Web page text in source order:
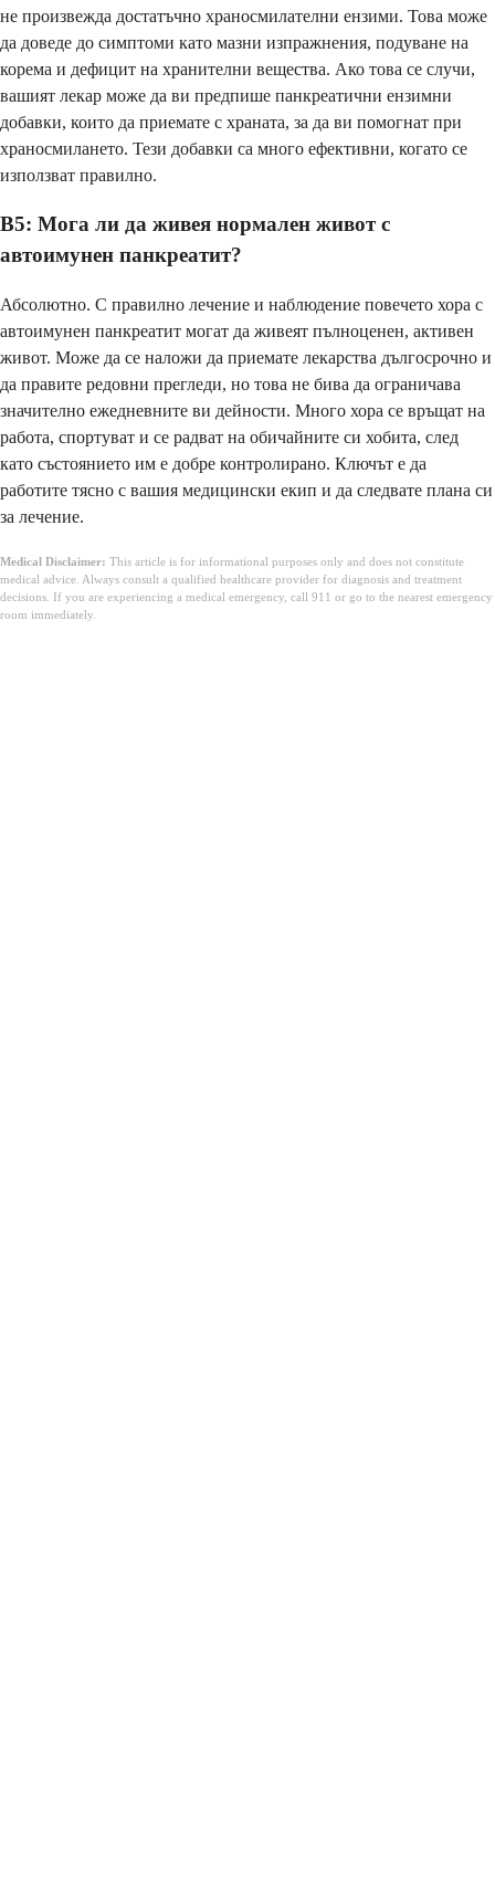
не произвежда достатъчно храносмилателни ензими. Това може
да доведе до симптоми като мазни изпражнения, подуване на
корема и дефицит на хранителни вещества. Ако това се случи,
вашият лекар може да ви предпише панкреатични ензимни
добавки, които да приемате с храната, за да ви помогнат при
храносмилането. Тези добавки са много ефективни, когато се
използват правилно.
В5: Мога ли да живея нормален живот с
автоимунен панкреатит?
Абсолютно. С правилно лечение и наблюдение повечето хора с
автоимунен панкреатит могат да живеят пълноценен, активен
живот. Може да се наложи да приемате лекарства дългосрочно и
да правите редовни прегледи, но това не бива да ограничава
значително ежедневните ви дейности. Много хора се връщат на
работа, спортуват и се радват на обичайните си хобита, след
като състоянието им е добре контролирано. Ключът е да
работите тясно с вашия медицински екип и да следвате плана си
за лечение.
Medical Disclaimer: This article is for informational purposes only and does not constitute
medical advice. Always consult a qualified healthcare provider for diagnosis and treatment
decisions. If you are experiencing a medical emergency, call 911 or go to the nearest emergency
room immediately.